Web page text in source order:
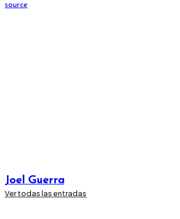
source
Joel Guerra
Ver todas las entradas